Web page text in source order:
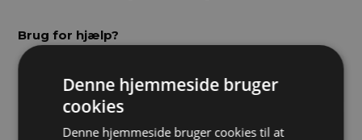
Brug for hjælp?
info@packway.dk
71 99 02 95
Denne hjemmeside bruger
cookies
Denne hjemmeside bruger cookies til at